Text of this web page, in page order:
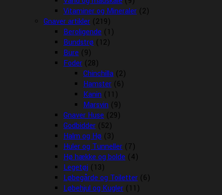
Vitaminer og Mineraler (2)
Gnaver artikler (219)
Beroligende (1)
Bundstrø (12)
Bure (9)
Foder (28)
Chinchilla (2)
Hamster (6)
Kanin (11)
Marsvin (9)
Gnaver Huse (29)
Godbidder (52)
Halm og Hø (3)
Huler og Tunneller (7)
Hø hække og bolde (4)
Legetøj (13)
Løbegårde og Toiletter (6)
Løbehjul og Kugler (11)